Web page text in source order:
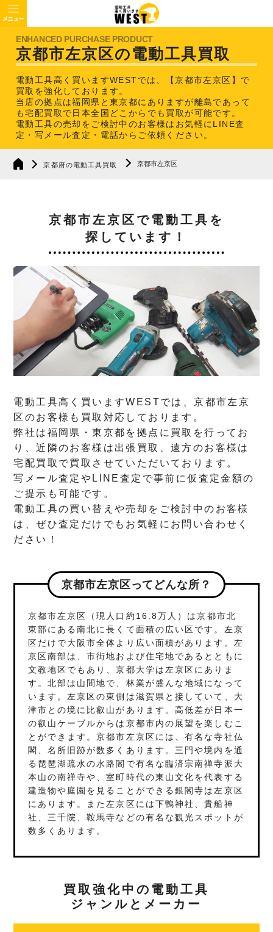
京都市左京区の電動工具買取
電動工具高く買いますWESTでは、【京都市左京区】で
買取を強化しております。
当店の拠点は福岡県と東京都にありますが離島であって
も宅配買取で日本全国どこからでも買取が可能です。
電動工具の売却をご検討中のお客様はお気軽にLINE査
定・写メール査定・電話からご依頼ください。
京都府の電動工具買取 京都市左京区
京都市左京区で電動工具を
探しています！
電動工具高く買いますWESTでは、京都市左京
区のお客様も買取対応しております。
弊社は福岡県・東京都を拠点に買取を行ってお
り、近隣のお客様は出張買取、遠方のお客様は
宅配買取で買取させていただいております。
写メール査定やLINE査定で事前に仮査定金額の
ご提示も可能です。
電動工具の買い替えや売却をご検討中のお客様
は、ぜひ査定だけでもお気軽にお問い合わせく
ださい！
京都市左京区ってどんな所？
京都市左京区（現人口約16.8万人）は京都市北
東部にある南北に長くて面積の広い区です。左京
区だけで大阪市全体より広い面積があります。左
京区南部は、市街地および住宅地であるとともに
文教地区でもあり、京都大学は左京区にありま
す。北部は山間地で、林業が盛んな地域になって
います。左京区の東側は滋賀県と接していて、大
津市との境に比叡山があります。高低差が日本一
の叡山ケーブルからは京都市内の展望を楽しむこ
とができます。京都市左京区には、有名な寺社仏
閣、名所旧跡が数多くあります。三門や境内を通
る琵琶湖疏水の水路閣で有名な臨済宗南禅寺派大
本山の南禅寺や、室町時代の東山文化を代表する
建造物や庭園を見ることができる銀閣寺は左京区
にあります。また左京区には下鴨神社、貴船神
社、三千院、鞍馬寺などの有名な観光スポットが
数多くあります。
買取強化中の電動工具
ジャンルとメーカー